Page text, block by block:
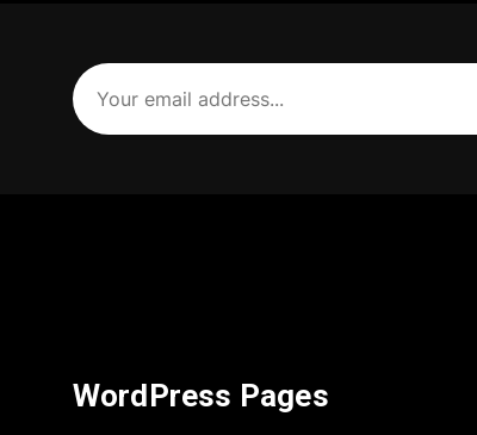
Your
email
address
(Required)
WordPress Pages